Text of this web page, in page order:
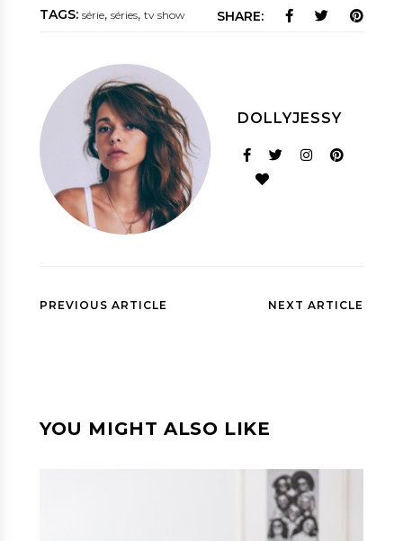
TAGS: série, séries, tv show SHARE:
DOLLYJESSY
PREVIOUS ARTICLE NEXT ARTICLE
YOU MIGHT ALSO LIKE